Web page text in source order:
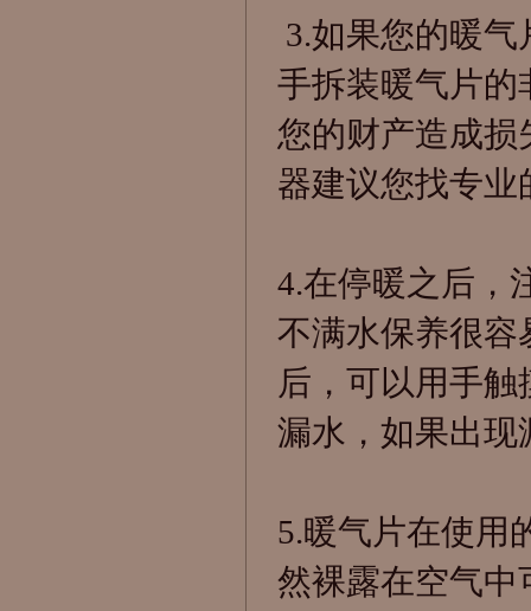
3.如果您的暖
手拆装暖气片的
您的财产造成
器建议您找专
4.在停暖之后，
不满水保养很容
后，可以用手
漏水，如果出现
5.暖气片在使用
然裸露在空气